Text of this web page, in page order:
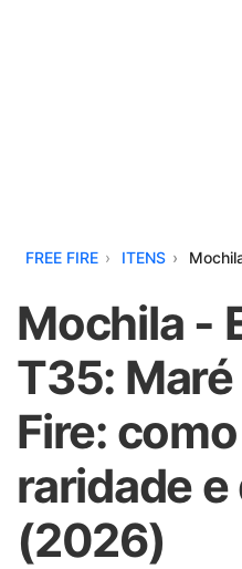
FREE FIRE ITENS
Mochila -
T35:
Fire:
raridade
(2026)